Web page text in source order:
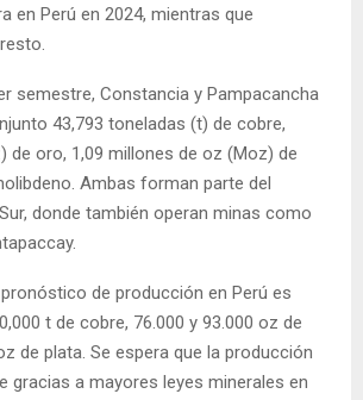
en Perú en 2024, mientras que
semestre, Constancia y Pampacancha
43,793 toneladas (t) de cobre,
de oro, 1,09 millones de oz (Moz) de
Ambas forman parte del
donde también operan minas como
de producción en Perú es
t de cobre, 76.000 y 93.000 oz de
de plata. Se espera que la producción
gracias a mayores leyes minerales en